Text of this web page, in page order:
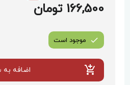
166,500 تومان
موجود است
اضافه به